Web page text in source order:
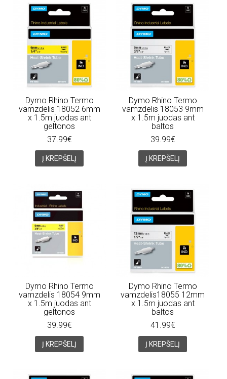
Dymo Rhino Termo
vamzdelis 18052 6mm
x 1.5m juodas ant
geltonos
37.99€
Į KREPŠELĮ
Dymo Rhino Termo
vamzdelis 18053 9mm
x 1.5m juodas ant
baltos
39.99€
Į KREPŠELĮ
Dymo Rhino Termo
vamzdelis 18054 9mm
x 1.5m juodas ant
geltonos
39.99€
Į KREPŠELĮ
Dymo Rhino Termo
vamzdelis18055 12mm
x 1.5m juodas ant
baltos
41.99€
Į KREPŠELĮ